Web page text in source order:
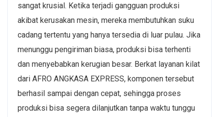
sangat krusial. Ketika terjadi gangguan produksi
akibat kerusakan mesin, mereka membutuhkan suku
cadang tertentu yang hanya tersedia di luar pulau. Jika
menunggu pengiriman biasa, produksi bisa terhenti
dan menyebabkan kerugian besar. Berkat layanan kilat
dari AFRO ANGKASA EXPRESS, komponen tersebut
berhasil sampai dengan cepat, sehingga proses
produksi bisa segera dilanjutkan tanpa waktu tunggu